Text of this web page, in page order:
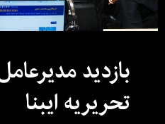
بازدید
تحریریه ایبنا